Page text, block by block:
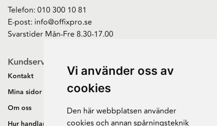
Vi använder oss av
cookies
Den här webbplatsen använder
cookies och annan spårningsteknik
Telefon: 010 300 10 81
E-post: info@offixpro.se
Svarstider Mån-Fre 8.30-17.00
Kundservice
Kontakt
Mina sidor
Om oss